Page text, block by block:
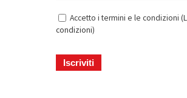
Accetto i termini e le condizioni (
condizioni)